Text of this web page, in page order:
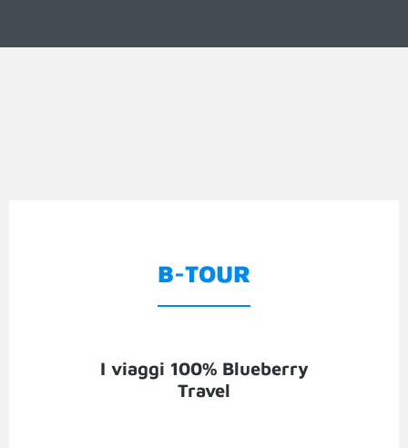
B-TOUR
I viaggi 100% Blueberry
Travel